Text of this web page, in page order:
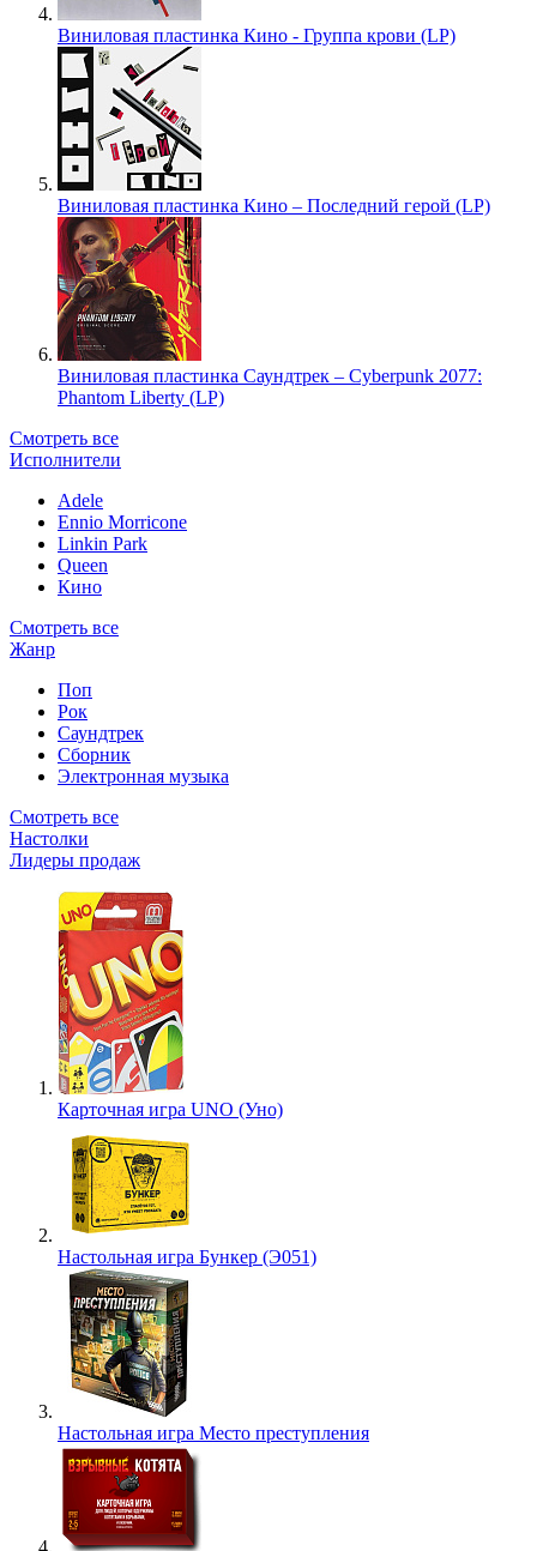
Виниловая пластинка Кино - Группа крови (LP)
Виниловая пластинка Кино – Последний герой (LP)
Виниловая пластинка Саундтрек – Cyberpunk 2077:
Phantom Liberty (LP)
Смотреть все
Исполнители
Adele
Ennio Morricone
Linkin Park
Queen
Кино
Смотреть все
Жанр
Поп
Рок
Саундтрек
Сборник
Электронная музыка
Смотреть все
Настолки
Лидеры продаж
Карточная игра UNO (Уно)
Настольная игра Бункер (Э051)
Настольная игра Место преступления